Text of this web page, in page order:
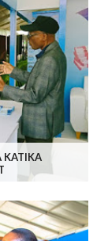
KATIKA